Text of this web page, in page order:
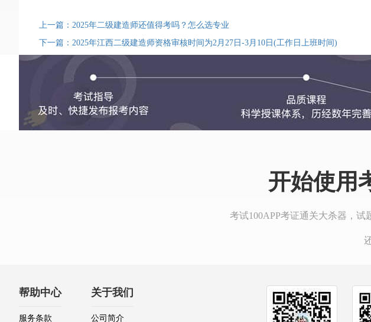
上一篇：2025年二级建造师还值得考吗？怎么选专业
下一篇：2025年江西二级建造师资格审核时间为2月27日-3月10日(工作日上班时间)
开始使用
考试100APP考证通关大杀器，
帮助中心
服务条款
关于我们
公司简介